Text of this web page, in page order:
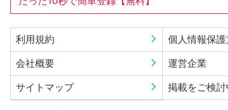
利用規約 個人情報保
会社概要 運営企業
サイトマップ 掲載をご検